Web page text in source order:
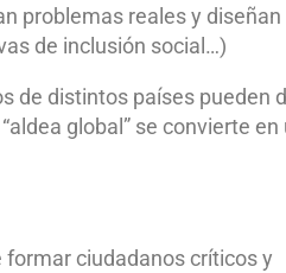
problemas reales y diseñan
de inclusión social…)
de distintos países pueden
global” se convierte en
ciudadanos críticos y